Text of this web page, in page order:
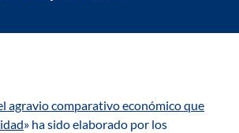
agravio comparativo económico que
» ha sido elaborado por los